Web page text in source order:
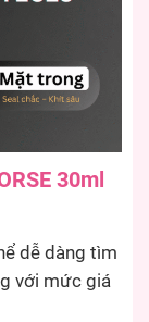
30ml
dễ dàng tìm
với mức giá